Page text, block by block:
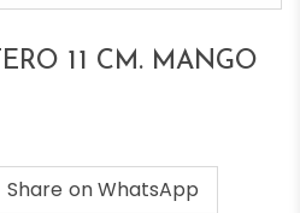
11 CM. MANGO
Share on WhatsApp